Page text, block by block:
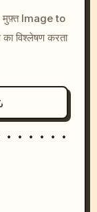
sunset, neon
v 6.0
मुफ़्त Image to
विश्लेषण करता